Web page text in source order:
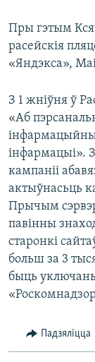
Пры гэтым
расейскія
«Яндэкса»,
З 1 жніўня ў
«Аб
інфармацыі».
кампаніі
актыўнасьць
Прычым
павінны
старонкі
больш за 3
быць
Падзяліцца